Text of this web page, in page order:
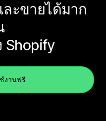
ละขายได้มาก
Shopify
งานฟรี